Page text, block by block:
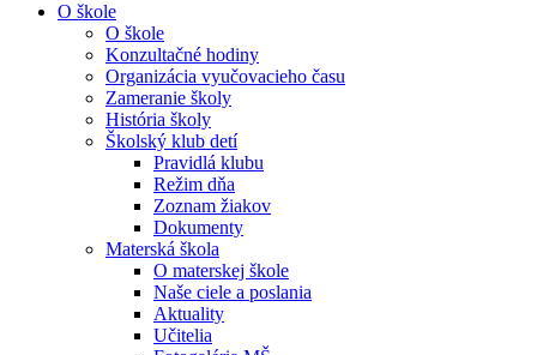
O škole
O škole
Konzultačné hodiny
Organizácia vyučovacieho času
Zameranie školy
História školy
Školský klub detí
Pravidlá klubu
Režim dňa
Zoznam žiakov
Dokumenty
Materská škola
O materskej škole
Naše ciele a poslania
Aktuality
Učitelia